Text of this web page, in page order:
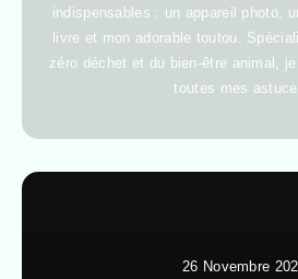
indispensables : un appareil photo,
livre et mon adorable toutou.
zéro déchet et du bien-être animal,
toutes mes
26 Novembre